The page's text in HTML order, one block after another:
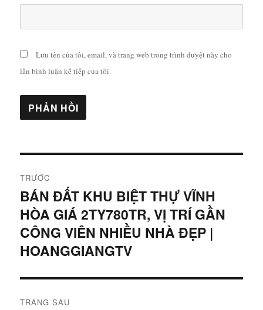
Lưu tên của tôi, email, và trang web trong trình duyệt này cho
lần bình luận kế tiếp của tôi.
hướng
bài
viết
TRƯỚC
Bài
viết
trước:
BÁN ĐẤT KHU BIỆT THỰ VĨNH
HÒA GIÁ 2TY780TR, VỊ TRÍ GẦN
CÔNG VIÊN NHIỀU NHÀ ĐẸP |
HOANGGIANGTV
TRANG SAU